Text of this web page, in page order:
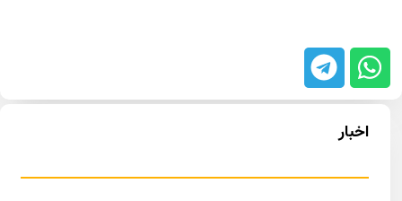
اخبار